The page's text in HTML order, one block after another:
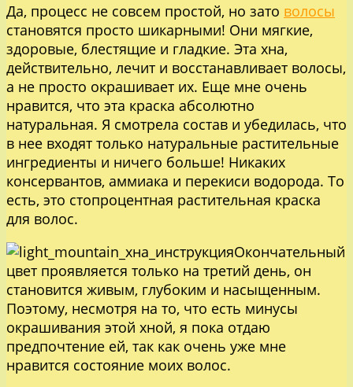
Да, процесс не совсем простой, но зато волосы
становятся просто шикарными! Они мягкие,
здоровые, блестящие и гладкие. Эта хна,
действительно, лечит и восстанавливает волосы,
а не просто окрашивает их. Еще мне очень
нравится, что эта краска абсолютно
натуральная. Я смотрела состав и убедилась, что
в нее входят только натуральные растительные
ингредиенты и ничего больше! Никаких
консервантов, аммиака и перекиси водорода. То
есть, это стопроцентная растительная краска
для волос.
Окончательный
цвет проявляется только на третий день, он
становится живым, глубоким и насыщенным.
Поэтому, несмотря на то, что есть минусы
окрашивания этой хной, я пока отдаю
предпочтение ей, так как очень уже мне
нравится состояние моих волос.